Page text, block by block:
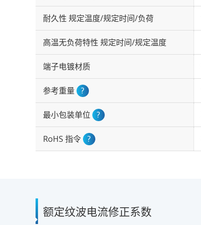
耐久性 规定温度/规定时间/负荷
高温无负荷特性 规定时间/规定温度
端子电镀材质
参考重量 ?
最小包装单位 ?
RoHS 指令 ?
额定纹波电流修正系数